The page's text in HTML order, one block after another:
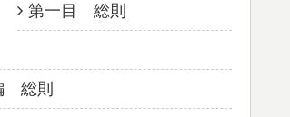
第一目 総則
総則